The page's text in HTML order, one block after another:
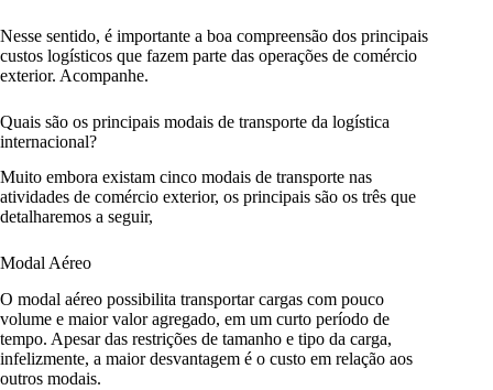
Nesse sentido, é importante a boa compreensão dos principais
custos logísticos que fazem parte das operações de comércio
exterior. Acompanhe.
Quais são os principais modais de transporte da logística
internacional?
Muito embora existam cinco modais de transporte nas
atividades de comércio exterior, os principais são os três que
detalharemos a seguir,
Modal Aéreo
O modal aéreo possibilita transportar cargas com pouco
volume e maior valor agregado, em um curto período de
tempo. Apesar das restrições de tamanho e tipo da carga,
infelizmente, a maior desvantagem é o custo em relação aos
outros modais.